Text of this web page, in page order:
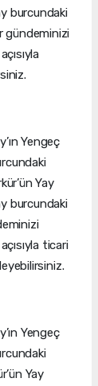
burcundaki
gündeminizi
Yengeç
Yay
burcundaki
ticari
Yengeç
Yay